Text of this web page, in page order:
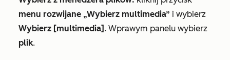
menu rozwijane „Wybierz multimedia” i wybierz
Wybierz [multimedia] . Wprawym panelu wybierz
plik.